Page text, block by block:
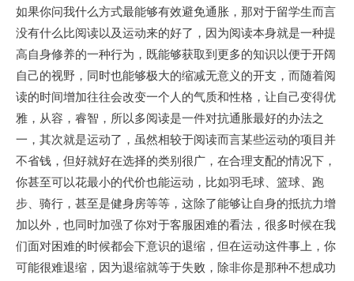
如果你问我什么方式最能够有效避免通胀，那对于留学生而言
没有什么比阅读以及运动来的好了，因为阅读本身就是一种提
高自身修养的一种行为，既能够获取到更多的知识以便于开阔
自己的视野，同时也能够极大的缩减无意义的开支，而随着阅
读的时间增加往往会改变一个人的气质和性格，让自己变得优
雅，从容，睿智，所以多阅读是一件对抗通胀最好的办法之
一，其次就是运动了，虽然相较于阅读而言某些运动的项目并
不省钱，但好就好在选择的类别很广，在合理支配的情况下，
你甚至可以花最小的代价也能运动，比如羽毛球、篮球、跑
步、骑行，甚至是健身房等等，这除了能够让自身的抵抗力增
加以外，也同时加强了你对于客服困难的看法，很多时候在我
们面对困难的时候都会下意识的退缩，但在运动这件事上，你
可能很难退缩，因为退缩就等于失败，除非你是那种不想成功